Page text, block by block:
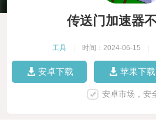
传送门加速器
工具 时间：2024-06-15
安卓下载 苹果下载
安卓市场，安